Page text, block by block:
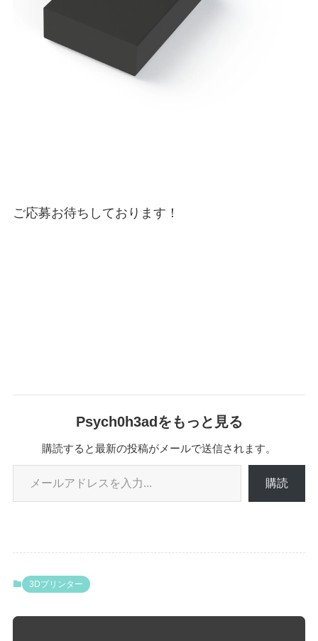
ご応募お待ちしております！
Psych0h3adをもっと見る
購読すると最新の投稿がメールで送信されます。
メールアドレスを入力...
購読
3Dプリンター